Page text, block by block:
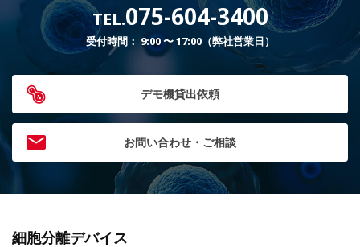
TEL.075-604-3400
受付時間： 9:00 〜 17:00（弊社営業日）
デモ機貸出依頼
お問い合わせ・ご相談
細胞分離デバイス